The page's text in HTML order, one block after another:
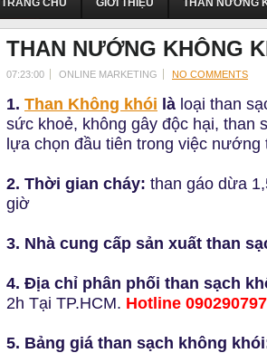
TRANG CHỦ
GIỚI THIỆU THAN NƯỚNG
THAN NƯỚNG KHÔNG
07:23:00 ONLINE MARKETING NO COMMENTS
1. Than Không khói là loại than
sức khoẻ, không gây độc hại, than
lựa chọn đầu tiên trong việc nướng
2. Thời gian cháy: than gáo dừa
giờ
3. Nhà cung cấp sản xuất than
4. Địa chỉ phân phối than sạch
2h Tại TP.HCM. Hotline
5. Bảng giá than sạch không